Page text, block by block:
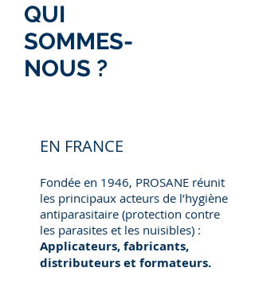
QUI
SOMMES-
NOUS ?
EN FRANCE
Fondée en 1946, PROSANE réunit
les principaux acteurs de l’hygiène
antiparasitaire (protection contre
les parasites et les nuisibles) :
Applicateurs, fabricants,
distributeurs et formateurs.